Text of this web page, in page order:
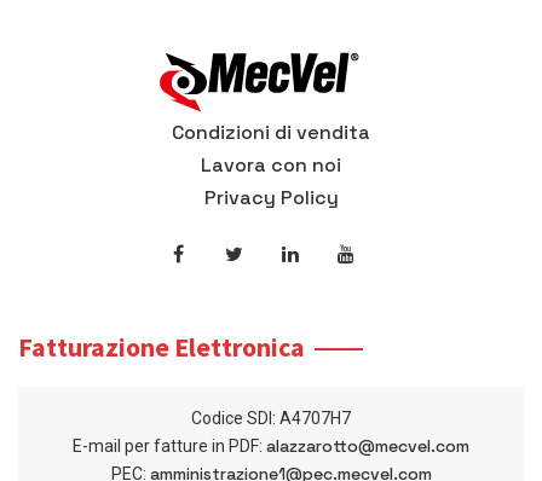
Condizioni di vendita
Lavora con noi
Privacy Policy
Fatturazione Elettronica
Codice SDI: A4707H7
E-mail per fatture in PDF: alazzarotto@mecvel.com
PEC: amministrazione1@pec.mecvel.com